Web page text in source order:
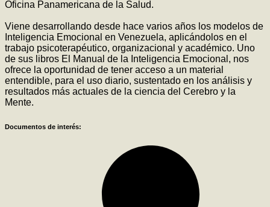
Oficina Panamericana de la Salud.
Viene desarrollando desde hace varios años los modelos de
Inteligencia Emocional en Venezuela, aplicándolos en el
trabajo psicoterapéutico, organizacional y académico. Uno
de sus libros El Manual de la Inteligencia Emocional, nos
ofrece la oportunidad de tener acceso a un material
entendible, para el uso diario, sustentado en los análisis y
resultados más actuales de la ciencia del Cerebro y la
Mente.
Documentos de interés: